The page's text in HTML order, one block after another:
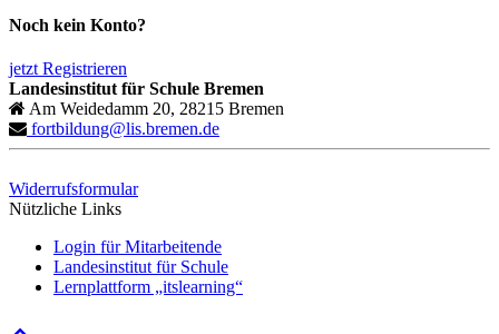
Noch kein Konto?
jetzt Registrieren
Landesinstitut für Schule Bremen
Am Weidedamm 20, 28215 Bremen
fortbildung@lis.bremen.de
Widerrufsformular
Nützliche Links
Login für Mitarbeitende
Landesinstitut für Schule
Lernplattform „itslearning“